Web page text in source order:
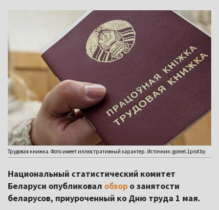
Трудовая книжка. Фото имеет иллюстративный характер. Источник: gomel.1prof.by
Национальный статистический комитет
Беларуси опубликовал обзор о занятости
беларусов, приуроченный ко Дню труда 1 мая.